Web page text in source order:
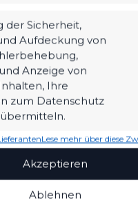
der Sicherheit,
Aufdeckung von
Anzeige von
Ihre
zum Datenschutz
Lese mehr über diese
Akzeptieren
Ablehnen
DEIN FSV.
News und Vereinsinfos –
Blick.
& Spieltag